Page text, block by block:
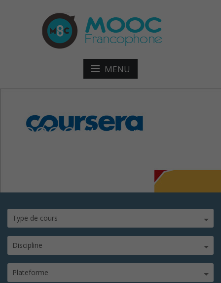
MENU
MOOC Cartographie
Type de cours
Discipline
Plateforme